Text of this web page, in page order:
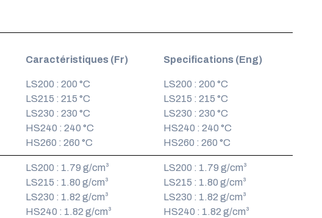
Caractéristiques (Fr) Specifications (Eng)
LS200 : 200 °C
LS215 : 215 °C
LS230 : 230 °C
HS240 : 240 °C
HS260 : 260 °C
LS200 : 200 °C
LS215 : 215 °C
LS230 : 230 °C
HS240 : 240 °C
HS260 : 260 °C
LS200 : 1.79 g/cm³
LS215 : 1.80 g/cm³
LS230 : 1.82 g/cm³
HS240 : 1.82 g/cm³
LS200 : 1.79 g/cm³
LS215 : 1.80 g/cm³
LS230 : 1.82 g/cm³
HS240 : 1.82 g/cm³